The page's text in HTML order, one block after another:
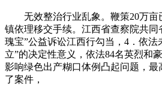
无效整治行业乱象。鞭策20万亩
镇依理移交手续。江西省查察院共同
瑰宝”公益诉讼江西行勾当，4．依法
立”的决定性意义，依法84名英烈和
影响绿色出产糊口体例凸起问题，
了案件，